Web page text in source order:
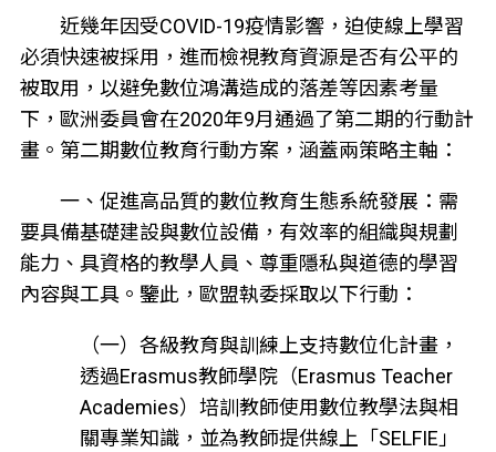
近幾年因受COVID-19疫情影響，迫使線上學習
必須快速被採用，進而檢視教育資源是否有公平的
被取用，以避免數位鴻溝造成的落差等因素考量
下，歐洲委員會在2020年9月通過了第二期的行動計
畫。第二期數位教育行動方案，涵蓋兩策略主軸：
一、促進高品質的數位教育生態系統發展：需
要具備基礎建設與數位設備，有效率的組織與規劃
能力、具資格的教學人員、尊重隱私與道德的學習
內容與工具。鑒此，歐盟執委採取以下行動：
（一）各級教育與訓練上支持數位化計畫，
透過Erasmus教師學院（Erasmus Teacher
Academies）培訓教師使用數位教學法與相
關專業知識，並為教師提供線上「SELFIE」